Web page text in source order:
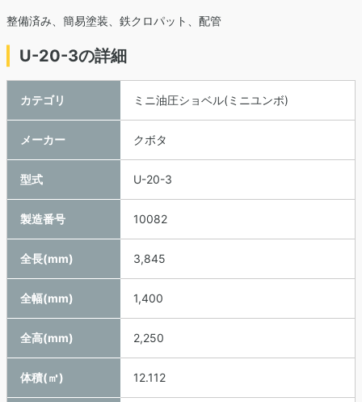
整備済み、簡易塗装、鉄クロパット、配管
U-20-3の詳細
カテゴリ ミニ油圧ショベル(ミニユンボ)
メーカー クボタ
型式 U-20-3
製造番号 10082
全長(mm) 3,845
全幅(mm) 1,400
全高(mm) 2,250
体積(㎥) 12.112